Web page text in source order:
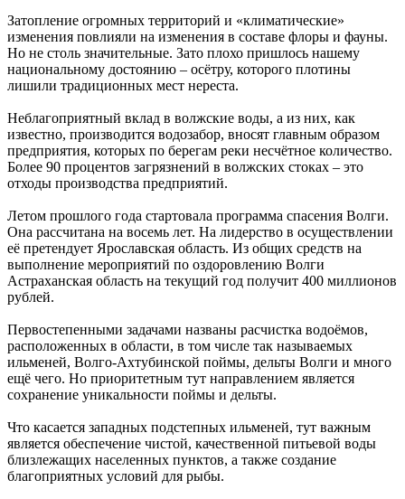
Затопление огромных территорий и «климатические»
изменения повлияли на изменения в составе флоры и фауны.
Но не столь значительные. Зато плохо пришлось нашему
национальному достоянию – осётру, которого плотины
лишили традиционных мест нереста.
Неблагоприятный вклад в волжские воды, а из них, как
известно, производится водозабор, вносят главным образом
предприятия, которых по берегам реки несчётное количество.
Более 90 процентов загрязнений в волжских стоках – это
отходы производства предприятий.
Летом прошлого года стартовала программа спасения Волги.
Она рассчитана на восемь лет. На лидерство в осуществлении
её претендует Ярославская область. Из общих средств на
выполнение мероприятий по оздоровлению Волги
Астраханская область на текущий год получит 400 миллионов
рублей.
Первостепенными задачами названы расчистка водоёмов,
расположенных в области, в том числе так называемых
ильменей, Волго-Ахтубинской поймы, дельты Волги и много
ещё чего. Но приоритетным тут направлением является
сохранение уникальности поймы и дельты.
Что касается западных подстепных ильменей, тут важным
является обеспечение чистой, качественной питьевой воды
близлежащих населенных пунктов, а также создание
благоприятных условий для рыбы.